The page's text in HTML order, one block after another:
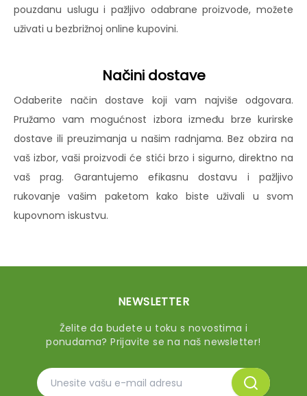
pouzdanu uslugu i pažljivo odabrane proizvode, možete
uživati u bezbrižnoj online kupovini.
Načini dostave
Odaberite način dostave koji vam najviše odgovara.
Pružamo vam mogućnost izbora između brze kurirske
dostave ili preuzimanja u našim radnjama. Bez obzira na
vaš izbor, vaši proizvodi će stići brzo i sigurno, direktno na
vaš prag. Garantujemo efikasnu dostavu i pažljivo
rukovanje vašim paketom kako biste uživali u svom
kupovnom iskustvu.
NEWSLETTER
Želite da budete u toku s novostima i
ponudama? Prijavite se na naš newsletter!